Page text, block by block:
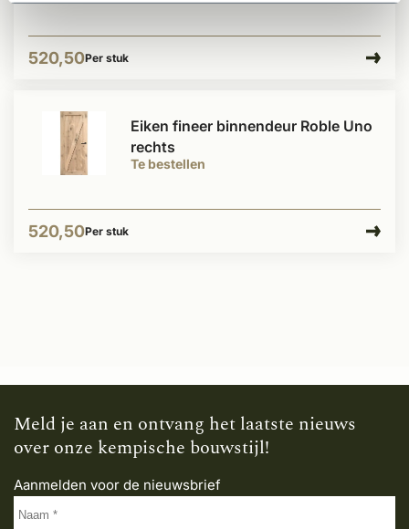
520,50Per stuk
Te bestellen
Eiken fineer binnendeur Roble Uno
rechts
520,50Per stuk
Meld je aan en ontvang het laatste nieuws
over onze kempische bouwstijl!
Aanmelden voor de nieuwsbrief